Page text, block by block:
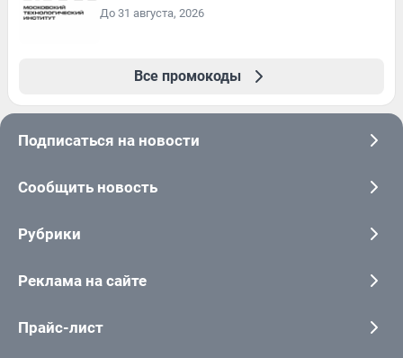
До 31 августа, 2026
Все промокоды
Подписаться на новости
Сообщить новость
Рубрики
Реклама на сайте
Прайс-лист